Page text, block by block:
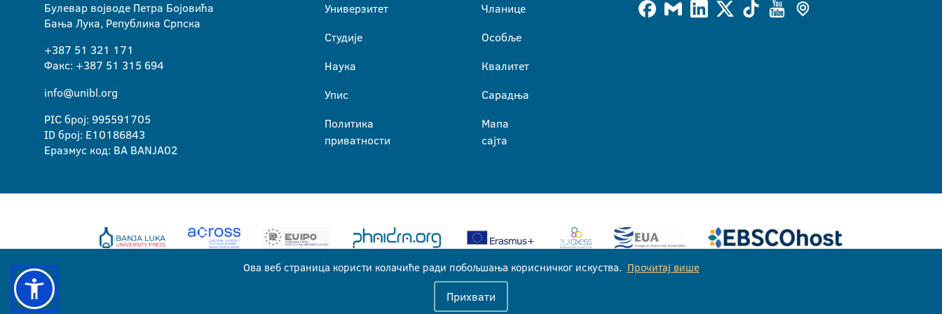
Булевар војводе Петра Бојовића
Бања Лука, Република Српска
+387 51 321 171
Факс: +387 51 315 694
info@unibl.org
PIC број: 995591705
ID број: E10186843
Еразмус код: BA BANJA02
Универзитет
Студије
Наука
Упис
Политика
приватности
Чланице
Особље
Квалитет
Сарадња
Мапа
сајта
Сва права задржана
Ова веб страница користи колачиће ради побољшања корисничког искуства. Прочитај више
Прихвати